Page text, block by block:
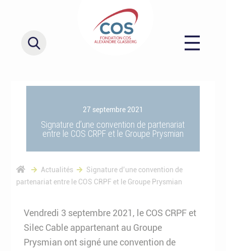
27 septembre 2021
Signature d’une convention de partenariat
entre le COS CRPF et le Groupe Prysmian
Actualités
Signature d’une convention de
partenariat entre le COS CRPF et le Groupe Prysmian
Vendredi 3 septembre 2021, le COS CRPF et
Silec Cable appartenant au Groupe
Prysmian ont signé une convention de